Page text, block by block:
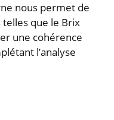
nous permet de
que le Brix
une cohérence
l’analyse